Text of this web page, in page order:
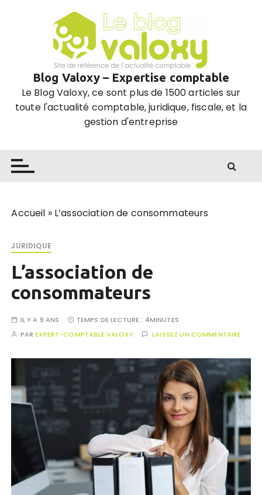
Blog Valoxy – Expertise comptable
Le Blog Valoxy, ce sont plus de 1500 articles sur
toute l'actualité comptable, juridique, fiscale, et la
gestion d'entreprise
Accueil » L’association de consommateurs
JURIDIQUE
L’association de
consommateurs
IL Y A 9 ANS TEMPS DE LECTURE : 4MINUTES
PAREXPERT-COMPTABLE VALOXY LAISSEZ UN COMMENTAIRE